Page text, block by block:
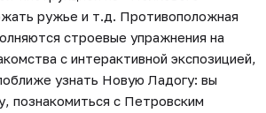
ружье и т.д. Противоположная
строевые упражнения на
с интерактивной экспозицией,
узнать Новую Ладогу: вы
познакомиться с Петровским